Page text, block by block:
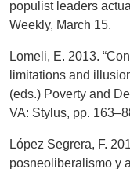
populist leaders
Weekly, March 15.
Lomeli, E. 2013.
limitations and
(eds.) Poverty and
VA: Stylus, pp.
López Segrera, F.
posneoliberalismo y